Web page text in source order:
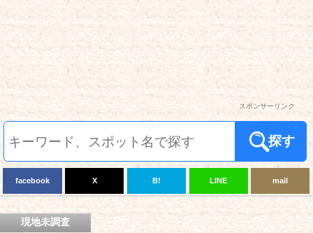
スポンサーリンク
探す
facebook X B! LINE mail
現地未調査